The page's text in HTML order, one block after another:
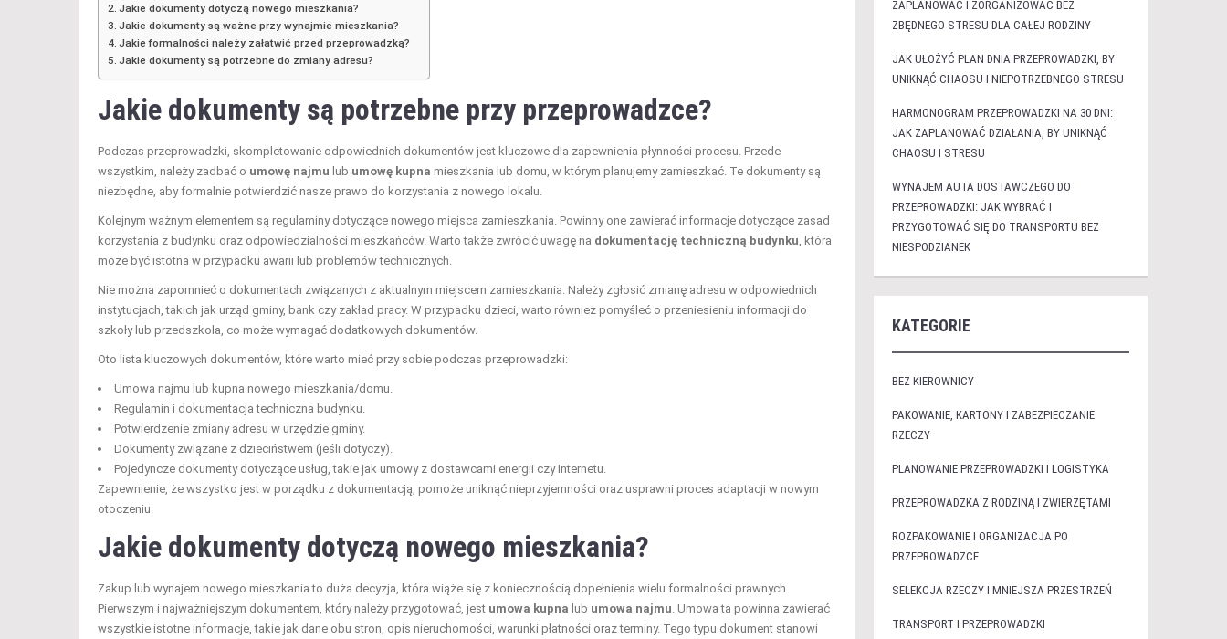
Jakie dokumenty dotyczą nowego mieszkania?
Jakie dokumenty są ważne przy wynajmie mieszkania?
Jakie formalności należy załatwić przed przeprowadzką?
Jakie dokumenty są potrzebne do zmiany adresu?
Jakie dokumenty są potrzebne przy przeprowadzce?
Podczas przeprowadzki, skompletowanie odpowiednich dokumentów jest kluczowe dla zapewnienia płynności procesu. Przede
wszystkim, należy zadbać o umowę najmu lub umowę kupna mieszkania lub domu, w którym planujemy zamieszkać. Te dokumenty są
niezbędne, aby formalnie potwierdzić nasze prawo do korzystania z nowego lokalu.
Kolejnym ważnym elementem są regulaminy dotyczące nowego miejsca zamieszkania. Powinny one zawierać informacje dotyczące zasad
korzystania z budynku oraz odpowiedzialności mieszkańców. Warto także zwrócić uwagę na dokumentację techniczną budynku, która
może być istotna w przypadku awarii lub problemów technicznych.
Nie można zapomnieć o dokumentach związanych z aktualnym miejscem zamieszkania. Należy zgłosić zmianę adresu w odpowiednich
instytucjach, takich jak urząd gminy, bank czy zakład pracy. W przypadku dzieci, warto również pomyśleć o przeniesieniu informacji do
szkoły lub przedszkola, co może wymagać dodatkowych dokumentów.
Oto lista kluczowych dokumentów, które warto mieć przy sobie podczas przeprowadzki:
Umowa najmu lub kupna nowego mieszkania/domu.
Regulamin i dokumentacja techniczna budynku.
Potwierdzenie zmiany adresu w urzędzie gminy.
Dokumenty związane z dzieciństwem (jeśli dotyczy).
Pojedyncze dokumenty dotyczące usług, takie jak umowy z dostawcami energii czy Internetu.
Zapewnienie, że wszystko jest w porządku z dokumentacją, pomoże uniknąć nieprzyjemności oraz usprawni proces adaptacji w nowym
otoczeniu.
Jakie dokumenty dotyczą nowego mieszkania?
Zakup lub wynajem nowego mieszkania to duża decyzja, która wiąże się z koniecznością dopełnienia wielu formalności prawnych.
Pierwszym i najważniejszym dokumentem, który należy przygotować, jest umowa kupna lub umowa najmu. Umowa ta powinna zawierać
wszystkie istotne informacje, takie jak dane obu stron, opis nieruchomości, warunki płatności oraz terminy. Tego typu dokument stanowi
ZAPLANOWAĆ I ZORGANIZOWAĆ BEZ
ZBĘDNEGO STRESU DLA CAŁEJ RODZINY
JAK UŁOŻYĆ PLAN DNIA PRZEPROWADZKI, BY
UNIKNĄĆ CHAOSU I NIEPOTRZEBNEGO STRESU
HARMONOGRAM PRZEPROWADZKI NA 30 DNI:
JAK ZAPLANOWAĆ DZIAŁANIA, BY UNIKNĄĆ
CHAOSU I STRESU
WYNAJEM AUTA DOSTAWCZEGO DO
PRZEPROWADZKI: JAK WYBRAĆ I
PRZYGOTOWAĆ SIĘ DO TRANSPORTU BEZ
NIESPODZIANEK
KATEGORIE
BEZ KIEROWNICY
PAKOWANIE, KARTONY I ZABEZPIECZANIE
RZECZY
PLANOWANIE PRZEPROWADZKI I LOGISTYKA
PRZEPROWADZKA Z RODZINĄ I ZWIERZĘTAMI
ROZPAKOWANIE I ORGANIZACJA PO
PRZEPROWADZCE
SELEKCJA RZECZY I MNIEJSZA PRZESTRZEŃ
TRANSPORT I PRZEPROWADZKI